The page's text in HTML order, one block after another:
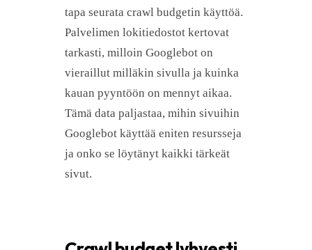
tapa seurata crawl budgetin käyttöä.
Palvelimen lokitiedostot kertovat
tarkasti, milloin Googlebot on
vieraillut milläkin sivulla ja kuinka
kauan pyyntöön on mennyt aikaa.
Tämä data paljastaa, mihin sivuihin
Googlebot käyttää eniten resursseja
ja onko se löytänyt kaikki tärkeät
sivut.